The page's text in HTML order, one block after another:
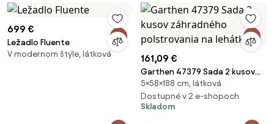
699 €
Ležadlo Fluente
V modernom štýle, látková
161,09 €
Garthen 47379 Sada 2 kusov
záhradného polstrovania na
lehátko
5×58×188 cm, látková
Dostupné v 2 e-shopoch
Skladom